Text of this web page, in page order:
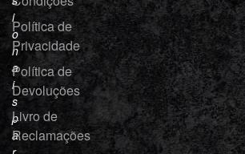
i
o
n
a
i
s
p
a
Política de
Privacidade
Política de
Devoluções
Livro de
Reclamações